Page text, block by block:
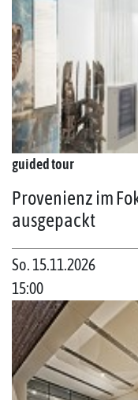
guided tour
Provenienz im
ausgepackt
So. 15.11.2026
15:00